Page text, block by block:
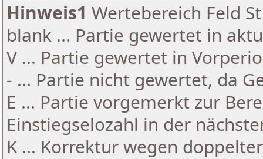
Hinweis1 Wertebereich Feld
blank ... Partie gewertet in
V ... Partie gewertet in
- ... Partie nicht gewertet, da
E ... Partie vorgemerkt zur
Einstiegselozahl in der
K ... Korrektur wegen